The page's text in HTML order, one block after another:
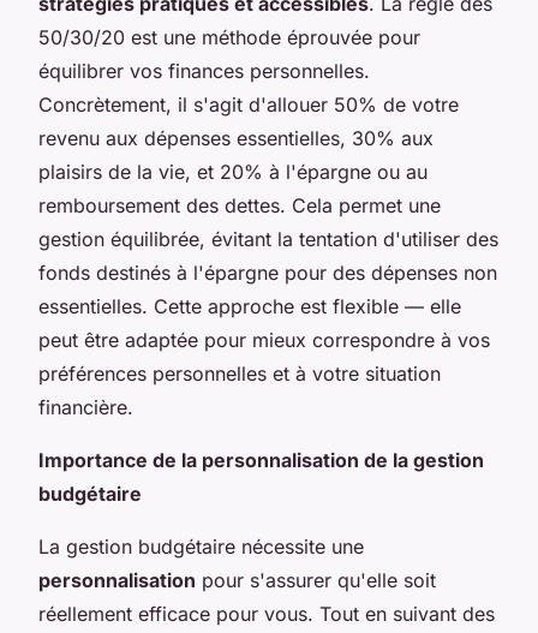
50/30/20 est une méthode éprouvée pour
équilibrer vos finances personnelles.
Concrètement, il s'agit d'allouer 50% de votre
revenu aux dépenses essentielles, 30% aux
plaisirs de la vie, et 20% à l'épargne ou au
remboursement des dettes. Cela permet une
gestion équilibrée, évitant la tentation d'utiliser des
fonds destinés à l'épargne pour des dépenses non
essentielles. Cette approche est flexible — elle
peut être adaptée pour mieux correspondre à vos
préférences personnelles et à votre situation
financière.
Importance de la personnalisation de la gestion
budgétaire
La gestion budgétaire nécessite une
personnalisation pour s'assurer qu'elle soit
réellement efficace pour vous. Tout en suivant des